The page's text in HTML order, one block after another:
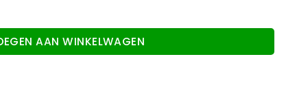
foto's - 10x15 aantal
AAN WINKELWAGEN